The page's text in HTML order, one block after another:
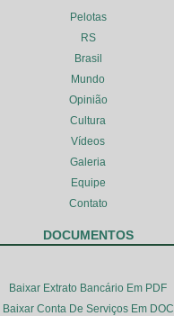
Pelotas
RS
Brasil
Mundo
Opinião
Cultura
Vídeos
Galeria
Equipe
Contato
DOCUMENTOS
Baixar Extrato Bancário Em PDF
Baixar Conta De Serviços Em DOC